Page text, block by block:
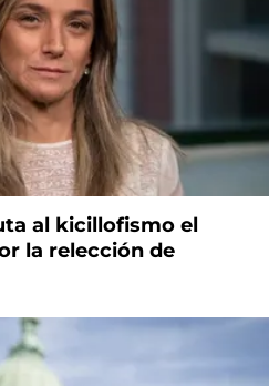
al kicillofismo el
la relección de